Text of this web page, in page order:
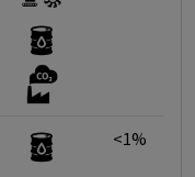
<1%